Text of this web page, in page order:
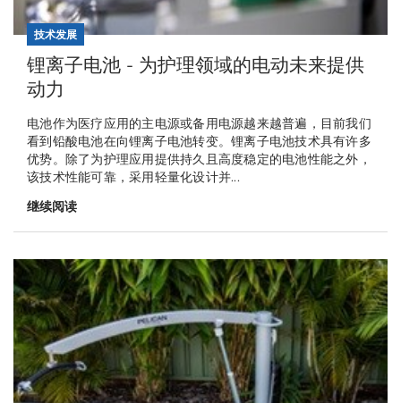
技术发展
锂离子电池 - 为护理领域的电动未来提供
动力
电池作为医疗应用的主电源或备用电源越来越普遍，目前我们
看到铅酸电池在向锂离子电池转变。锂离子电池技术具有许多
优势。除了为护理应用提供持久且高度稳定的电池性能之外，
该技术性能可靠，采用轻量化设计并...
继续阅读